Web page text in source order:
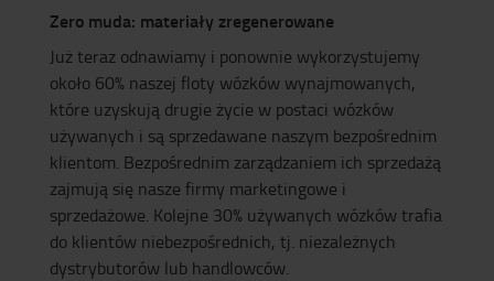
Zero muda: materiały zregenerowane
Już teraz odnawiamy i ponownie wykorzystujemy
około 60% naszej floty wózków wynajmowanych,
które uzyskują drugie życie w postaci wózków
używanych i są sprzedawane naszym bezpośrednim
klientom. Bezpośrednim zarządzaniem ich sprzedażą
zajmują się nasze firmy marketingowe i
sprzedażowe. Kolejne 30% używanych wózków trafia
do klientów niebezpośrednich, tj. niezależnych
dystrybutorów lub handlowców.